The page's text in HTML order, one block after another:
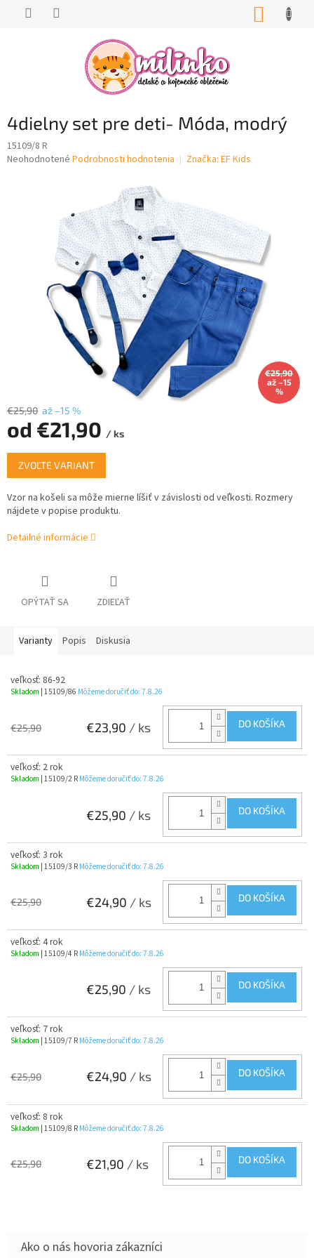
4dielny set pre deti- Móda, modrý
15109/8 R
Priemerné
hviezdičiek.
Neohodnotené Podrobnosti hodnotenia Značka: EF Kids
€25,90
až –15
%
€25,90 až –15 %
od €21,90 / ks
Jednotková
cena:
ZVOĽTE VARIANT
Vzor na košeli sa môže mierne líšiť v závislosti od veľkosti. Rozmery
nájdete v popise produktu.
Detailné informácie
OPÝTAŤ SA ZDIEĽAŤ
Varianty Popis Diskusia
veľkosť: 86-92
Skladom | 15109/86 Môžeme doručiť do: 7.8.26
€25,90 €23,90 / ks DO KOŠÍKA
veľkosť: 2 rok
Skladom | 15109/2 R Môžeme doručiť do: 7.8.26
€25,90 / ks DO KOŠÍKA
veľkosť: 3 rok
Skladom | 15109/3 R Môžeme doručiť do: 7.8.26
€25,90 €24,90 / ks DO KOŠÍKA
veľkosť: 4 rok
Skladom | 15109/4 R Môžeme doručiť do: 7.8.26
€25,90 / ks DO KOŠÍKA
veľkosť: 7 rok
Skladom | 15109/7 R Môžeme doručiť do: 7.8.26
€25,90 €24,90 / ks DO KOŠÍKA
veľkosť: 8 rok
Skladom | 15109/8 R Môžeme doručiť do: 7.8.26
€25,90 €21,90 / ks DO KOŠÍKA